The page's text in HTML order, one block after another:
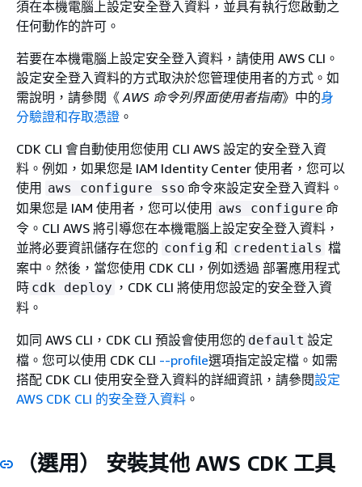
須在本機電腦上設定安全登入資料，並具有執行您啟動之
任何動作的許可。
若要在本機電腦上設定安全登入資料，請使用 AWS CLI。
設定安全登入資料的方式取決於您管理使用者的方式。如
需說明，請參閱《AWS 命令列界面使用者指南》中的身
分驗證和存取憑證 。
CDK CLI 會自動使用您使用 CLI AWS 設定的安全登入資
料。例如，如果您是 IAM Identity Center 使用者，您可以
使用 aws configure sso 命令來設定安全登入資料。
如果您是 IAM 使用者，您可以使用 aws configure 命
令。CLI AWS 將引導您在本機電腦上設定安全登入資料，
並將必要資訊儲存在您的 config 和 credentials 檔
案中。然後，當您使用 CDK CLI，例如透過 部署應用程式
時 cdk deploy ，CDK CLI 將使用您設定的安全登入資
料。
如同 AWS CLI，CDK CLI 預設會使用您的 default 設定
檔。您可以使用 CDK CLI --profile選項指定設定檔。如需
搭配 CDK CLI 使用安全登入資料的詳細資訊，請參閱設定
AWS CDK CLI 的安全登入資料 。
（選用） 安裝其他 AWS CDK 工具